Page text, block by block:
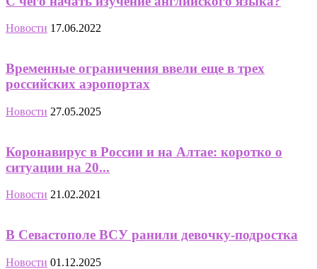
Новости 17.06.2022
Временные ограничения ввели еще в трех
российских аэропортах
Новости 27.05.2025
Коронавирус в России и на Алтае: коротко о
ситуации на 20...
Новости 21.02.2021
В Севастополе ВСУ ранили девочку-подростка
Новости 01.12.2025